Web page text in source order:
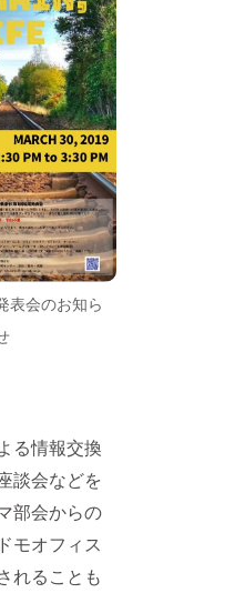
表会のお知ら
る情報交換
談会などを
部会からの
モオフィス
れることも